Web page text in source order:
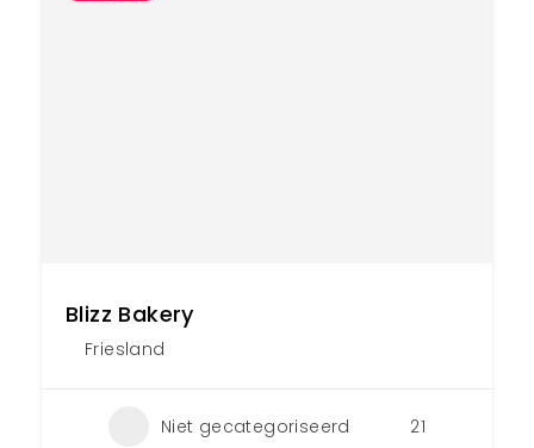
Blizz Bakery
Friesland
Niet gecategoriseerd 21